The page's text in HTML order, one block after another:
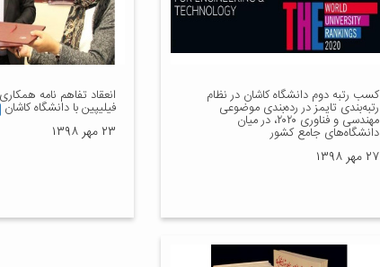
کسب رتبه دوم دانشگاه کاشان در نظام
رتبه‌بندی تایمز در رده‌بندی موضوعی
مهندسی و فناوری ۲۰۲۰، در میان
دانشگاه‌های جامع کشور
۲۷ مهر ۱۳۹۸
انعقاد تفاهم نامه
فیلیپین با دانشگاه کاشان
۲۳ مهر ۱۳۹۸